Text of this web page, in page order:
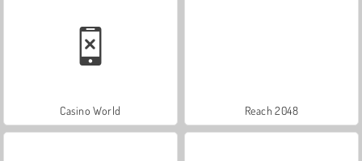
Casino World Reach 2048